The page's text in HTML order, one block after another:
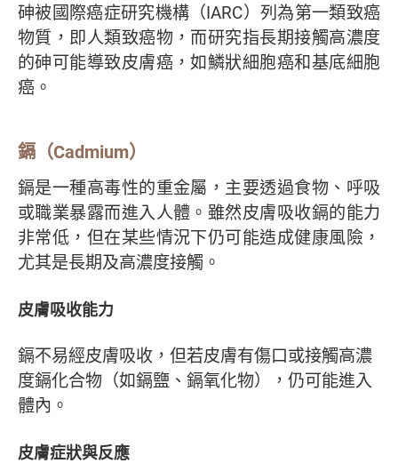
砷被國際癌症研究機構（IARC）列為第一類致癌
物質，即人類致癌物，而研究指長期接觸高濃度
的砷可能導致皮膚癌，如鱗狀細胞癌和基底細胞
癌。
鎘（Cadmium）
鎘是一種高毒性的重金屬，主要透過食物、呼吸
或職業暴露而進入人體。雖然皮膚吸收鎘的能力
非常低，但在某些情況下仍可能造成健康風險，
尤其是長期及高濃度接觸。
皮膚吸收能力
鎘不易經皮膚吸收，但若皮膚有傷口或接觸高濃
度鎘化合物（如鎘鹽、鎘氧化物），仍可能進入
體內。
皮膚症狀與反應